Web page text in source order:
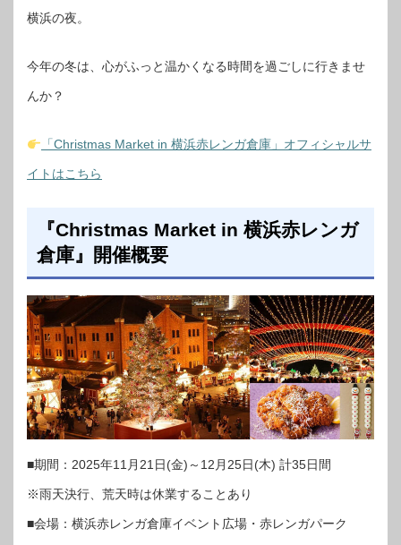
横浜の夜。
今年の冬は、心がふっと温かくなる時間を過ごしに行きませ
んか？
「Christmas Market in 横浜赤レンガ倉庫」オフィシャルサ
イトはこちら
『Christmas Market in 横浜赤レンガ
倉庫』開催概要
■期間：2025年11月21日(金)～12月25日(木) 計35日間
※雨天決行、荒天時は休業することあり
■会場：横浜赤レンガ倉庫イベント広場・赤レンガパーク